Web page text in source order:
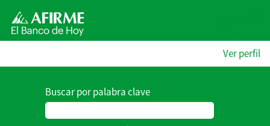
Ver perfil
Buscar por palabra clave